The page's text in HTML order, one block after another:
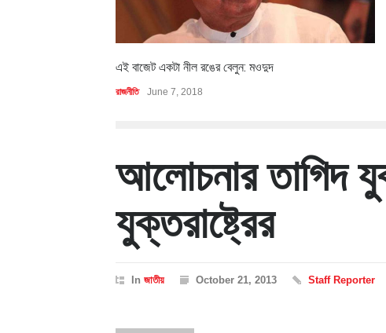
এই বাজেট একটা নীল রঙের বেলুন: মওদুদ
রাজনীতি June 7, 2018
আলোচনার তাগিদ
যুক্তরাষ্ট্রের
In জাতীয় October 21, 2013 Staff Reporter